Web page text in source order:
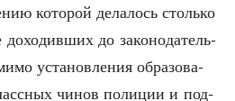
кото­рой дела­лось столь­ко
до зако­но­да­тель­
уста­нов­ле­ния обра­зо­ва­
чинов поли­ции и под­